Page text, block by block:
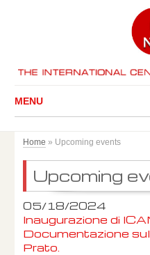
MENU
Home » Upcoming events
Upcoming
05/18/2024
Inaugurazione di
Documentazione
Prato.